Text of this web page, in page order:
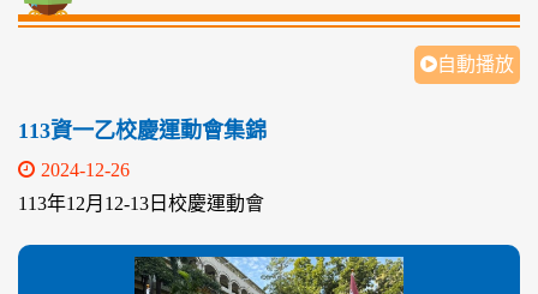
自動播放
113資一乙校慶運動會集錦
2024-12-26
113年12月12-13日校慶運動會